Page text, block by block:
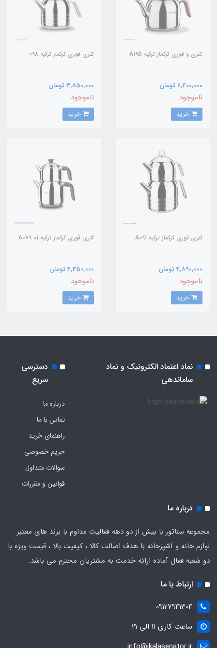
کتری و قوری کرکماز ترکیه A195
6,400,000 تومان
ناموجود
کتری قوری کرکماز ترکیه 098
3,850,000 تومان
ناموجود
کتری قوری کرکماز ترکیه A091
4,890,000 تومان
ناموجود
کتری قوری کرکماز ترکیه A079 01
4,450,000 تومان
ناموجود
نماد اعتماد الکترونیک و نماد
ساماندهی
دسترسی
سریع
درباره ما
تماس با ما
راهنمای خرید
حریم خصوصی
سوالات متداول
قوانین و مقررات
درباره ما
مجموعه سناتور با بیش از دو دهه فعالیت مداوم با برند های معتبر
لوازم خانه و آشپزخانه با هدف اصالت کالا ، کیفیت بالا ، قیمت ویژه با
دو شعبه فعال آماده ارائه خدمت به مشتریان محترم می باشد.
ارتباط با ما
09127941304
ساعت کاری 11 الی 21